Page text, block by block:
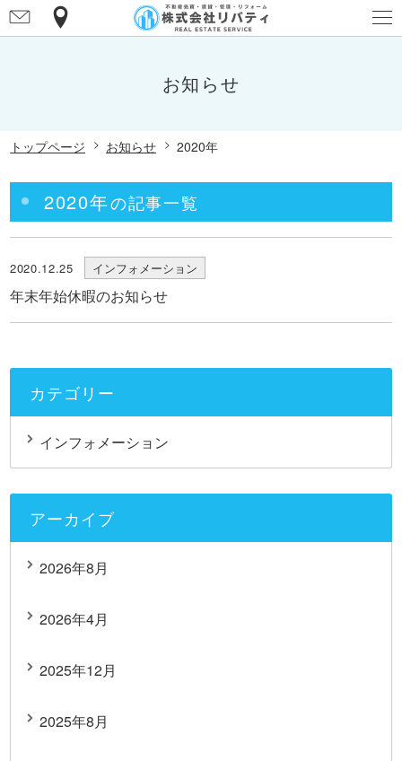
お
問
せ
ッ
お知らせ
トップページ お知らせ 2020年
2020年の記事一覧
2020.12.25 インフォメーション
年末年始休暇のお知らせ
カテゴリー
インフォメーション
アーカイブ
2026年8月
2026年4月
2025年12月
2025年8月